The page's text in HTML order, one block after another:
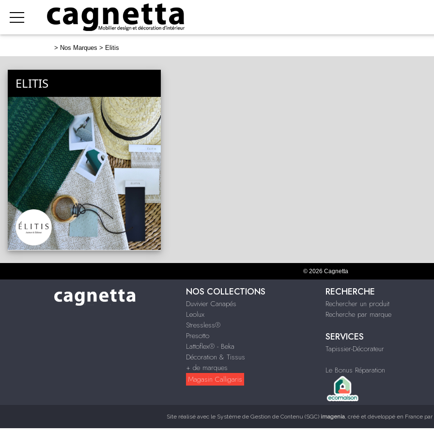
> Nos Marques > Elitis
ELITIS
© 2026 Cagnetta
NOS COLLECTIONS
Duvivier Canapés
Leolux
Stressless®
Presotto
Lattoflex® - Beka
Décoration & Tissus
+ de marques
Magasin Calligaris
RECHERCHE
Rechercher un produit
Recherche par marque
SERVICES
Tapissier-Décorateur
Le Bonus Réparation
Site réalisé avec le Système de Gestion de Contenu (SGC) imagenia, créé et développé en France par